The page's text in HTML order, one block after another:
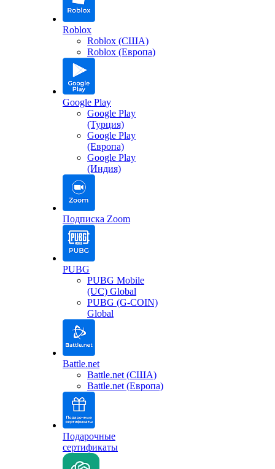
Roblox
Roblox (США)
Roblox (Европа)
Google Play
Google Play
(Турция)
Google Play
(Европа)
Google Play
(Индия)
Подписка Zoom
PUBG
PUBG Mobile
(UC) Global
PUBG (G-COIN)
Global
Battle.net
Battle.net (США)
Battle.net (Европа)
Подарочные
сертификаты